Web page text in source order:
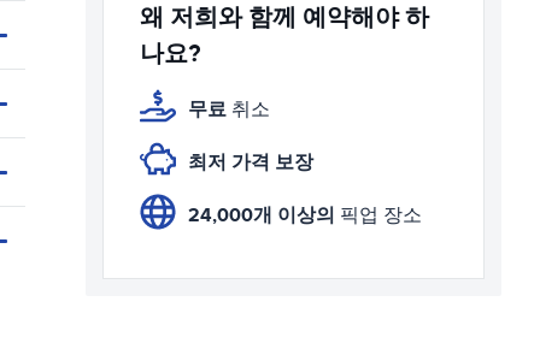
왜 저희와 함께 예약해야 하
나요?
무료 취소
최저 가격 보장
24,000개 이상의 픽업 장소